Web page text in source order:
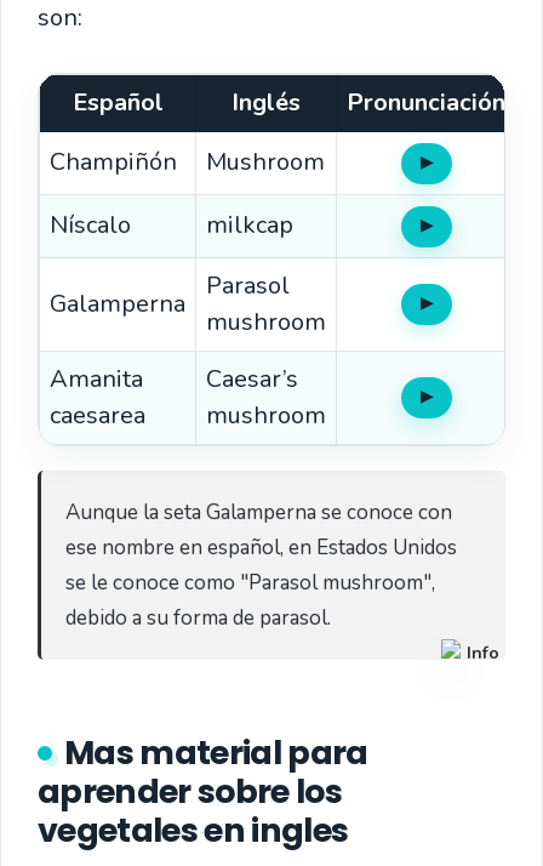
son:
Español Inglés
Pronunciación
Champiñón
Mushroom ▶Oír
Níscalo milkcap ▶Oír
Galamperna
Parasol
mushroom
▶Oír
Amanita
caesarea
Caesar’s
mushroom
▶Oír
Aunque la seta Galamperna se conoce con
ese nombre en español, en Estados Unidos
se le conoce como "Parasol mushroom",
debido a su forma de parasol.
Info
Mas material para
aprender sobre los
vegetales en ingles